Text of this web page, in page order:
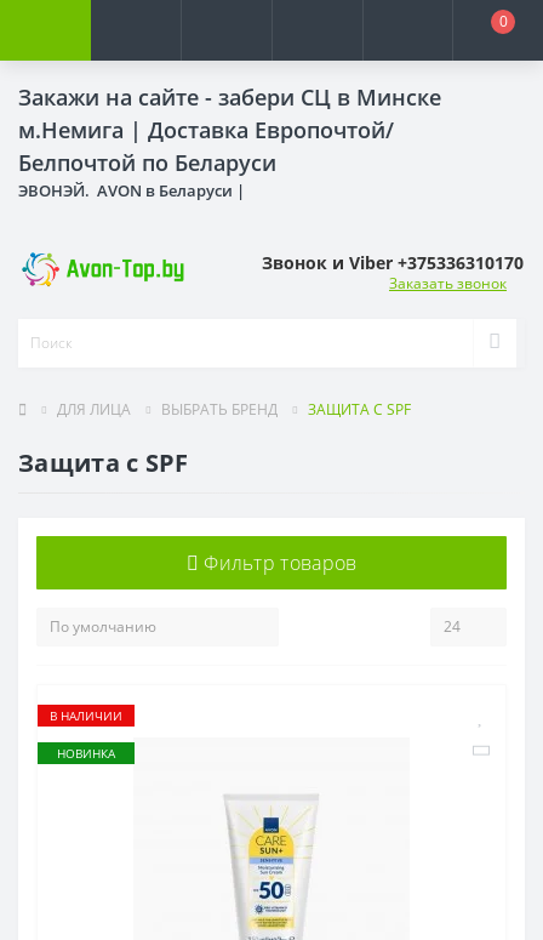
Закажи на сайте - забери СЦ в Минске
м.Немига | Доставка Европочтой/
Белпочтой по Беларуси
ЭВОНЭЙ. AVON в Беларуси |
0
Звонок и Viber +375336310170
Заказать звонок
ДЛЯ ЛИЦА ВЫБРАТЬ БРЕНД ЗАЩИТА С SPF
Защита с SPF
Фильтр товаров
В НАЛИЧИИ
НОВИНКА